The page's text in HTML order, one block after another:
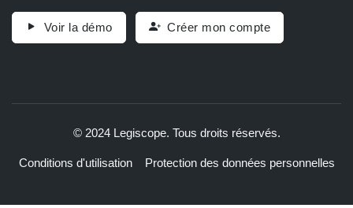
Voir la démo Créer mon compte
© 2024 Legiscope. Tous droits réservés.
Conditions d'utilisation Protection des données personnelles